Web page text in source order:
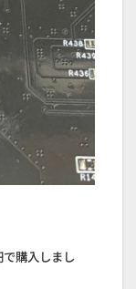
購入しまし